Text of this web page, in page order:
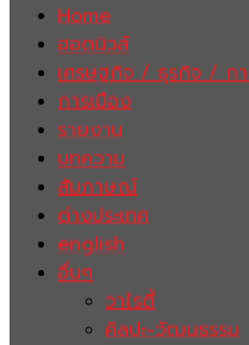
Home
ฮอตนิวส์
เศรษฐกิจ / ธุรกิจ / ก
การเมือง
รายงาน
บทความ
สัมภาษณ์
ต่างประเทศ
english
อื่นๆ
วาไรตี้
ศิลปะ-วัฒนธรรม